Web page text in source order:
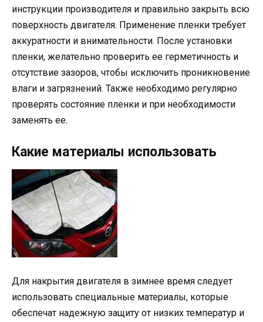
инструкции производителя и правильно закрыть всю
поверхность двигателя. Применение пленки требует
аккуратности и внимательности. После установки
пленки, желательно проверить ее герметичность и
отсутствие зазоров, чтобы исключить проникновение
влаги и загрязнений. Также необходимо регулярно
проверять состояние пленки и при необходимости
заменять ее.
Какие материалы использовать
Для накрытия двигателя в зимнее время следует
использовать специальные материалы, которые
обеспечат надежную защиту от низких температур и